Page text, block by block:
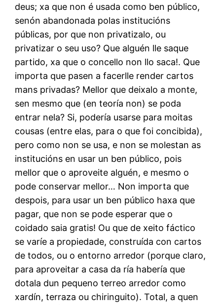
deus; xa que non é usada como ben público,
senón abandonada polas institucións
públicas, por que non privatizalo, ou
privatizar o seu uso? Que alguén lle saque
partido, xa que o concello non llo saca!. Que
importa que pasen a facerlle render cartos
mans privadas? Mellor que deixalo a monte,
sen mesmo que (en teoría non) se poda
entrar nela? Si, podería usarse para moitas
cousas (entre elas, para o que foi concibida),
pero como non se usa, e non se molestan as
institucións en usar un ben público, pois
mellor que o aproveite alguén, e mesmo o
pode conservar mellor… Non importa que
despois, para usar un ben público haxa que
pagar, que non se pode esperar que o
coidado saia gratis! Ou que de xeito fáctico
se varíe a propiedade, construída con cartos
de todos, ou o entorno arredor (porque claro,
para aproveitar a casa da ría habería que
dotala dun pequeno terreo arredor como
xardín, terraza ou chiringuito). Total, a quen